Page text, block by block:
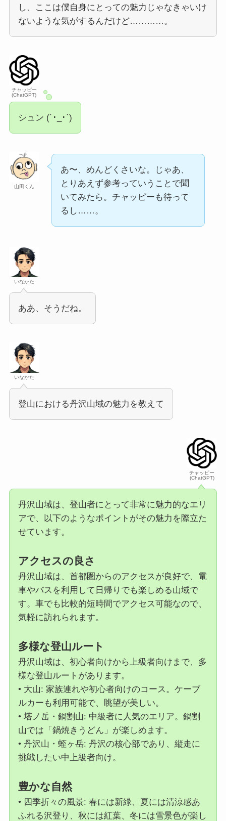
し、ここは僕自身にとっての魅力じゃなきゃいけ
ないような気がするんだけど…………。
チャッピー
(ChatGPT)
シュン (´･_･`)
山田くん
あ〜、めんどくさいな。じゃあ、
とりあえず参考っていうことで聞
いてみたら。チャッピーも待って
るし……。
いなかた
ああ、そうだね。
いなかた
登山における丹沢山域の魅力を教えて
チャッピー
(ChatGPT)
丹沢山域は、登山者にとって非常に魅力的なエリ
アで、以下のようなポイントがその魅力を際立た
せています。
アクセスの良さ
丹沢山域は、首都圏からのアクセスが良好で、電
車やバスを利用して日帰りでも楽しめる山域で
す。車でも比較的短時間でアクセス可能なので、
気軽に訪れられます。
多様な登山ルート
丹沢山域は、初心者向けから上級者向けまで、多
様な登山ルートがあります。
• 大山: 家族連れや初心者向けのコース。ケーブ
ルカーも利用可能で、眺望が美しい。
• 塔ノ岳・鍋割山: 中級者に人気のエリア。鍋割
山では「鍋焼きうどん」が楽しめます。
• 丹沢山・蛭ヶ岳: 丹沢の核心部であり、縦走に
挑戦したい中上級者向け。
豊かな自然
• 四季折々の風景: 春には新緑、夏には清涼感あ
ふれる沢登り、秋には紅葉、冬には雪景色が楽し